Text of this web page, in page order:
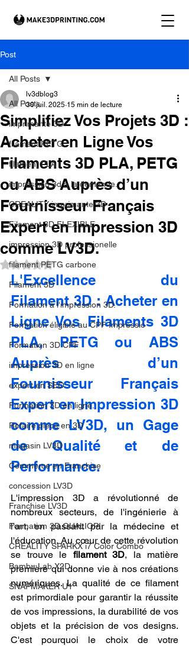
Post
All Posts
imprimante 3D
filament PETG
filament PLA
impression 3d à la demande.
CREALITY imprimante 3D
Filament 3D FLEXIBLE
impression 3D professionelle
filament PETG carbone
Filament 3D
Formation à l'impression 3D.
Formation éligible au CPF Impressio
Formation 3D CPF
impression 3D en ligne
expert en SEO
Formation 3D en ligne.
Refaire piece en 3D
magasin LV3D
Commerce en Franchise
concession LV3D
Franchise LV3D
Formation 3D QUALIOPI
CREALITY SPARKX i7 Color Combo
Bambu Lab X2D
SNAPMAKER U1
All Posts
Simplifiez Vos Projets 3D :
Acheter en Ligne Vos
Filaments 3D PLA, PETG
ou ABS Auprès d’un
Fournisseur Français
Expert en Impression 3D
comme LV3D.
lv3dblog3
30 juil. 2025 15 min de lecture
Noté NaN étoiles sur 5.
L'Excellence du
Filament 3D : Acheter en
Ligne Vos Filaments 3D
PLA, PETG ou ABS
Auprès d’un
Fournisseur Français
Expert en Impression 3D
comme LV3D, un Gage
de Qualité et de
Performance.
L'impression 3D a révolutionné de
nombreux secteurs, de l'ingénierie à
l'art, en passant par la médecine et
l'éducation. Au cœur de cette révolution
se trouve le filament 3D, la matière
première qui donne vie à nos créations
numériques. La qualité de ce filament
est primordiale pour garantir la réussite
de vos impressions, la durabilité de vos
objets et la précision de vos designs.
C'est pourquoi le choix de votre